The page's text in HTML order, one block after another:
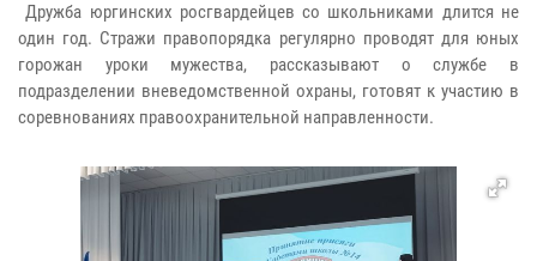
Дружба юргинских росгвардейцев со школьниками длится не
один год. Стражи правопорядка регулярно проводят для юных
горожан уроки мужества, рассказывают о службе в
подразделении вневедомственной охраны, готовят к участию в
соревнованиях правоохранительной направленности.